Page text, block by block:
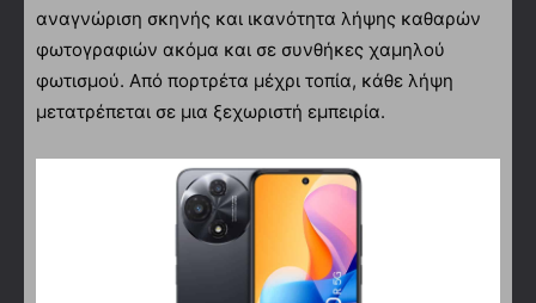
αναγνώριση σκηνής και ικανότητα λήψης καθαρών
φωτογραφιών ακόμα και σε συνθήκες χαμηλού
φωτισμού. Από πορτρέτα μέχρι τοπία, κάθε λήψη
μετατρέπεται σε μια ξεχωριστή εμπειρία.